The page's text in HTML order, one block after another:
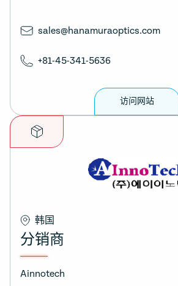
sales@hanamuraoptics.com
+81-45-341-5636
访问网站
韩国
分销商
Ainnotech